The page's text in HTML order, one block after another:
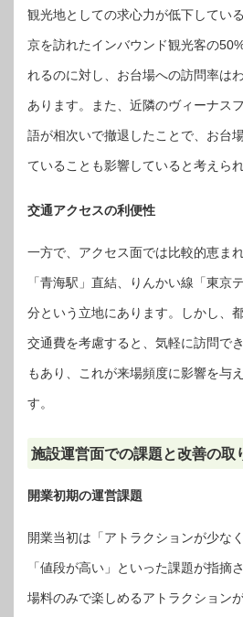
観光地としての求心力が低下してい
京を訪れたインバウンド観光客の
れるのに対し、お台場への訪問率は
あります。また、近隣のヴィーナス
語が相次いで撤退したことで、お台
ていることも影響していると考えられ
交通アクセスの利便性
一方で、アクセス面では比較的恵ま
「青海駅」直結、りんかい線「東京
分という立地にあります。しかし、
交通費を考慮すると、気軽に訪問で
もあり、これが来場頻度に影響を与
す。
施設運営面での課題と改善の取
開業初期の運営課題
開業当初は「アトラクションが少な
「値段が高い」といった課題が指摘
場料のみで楽しめるアトラクション